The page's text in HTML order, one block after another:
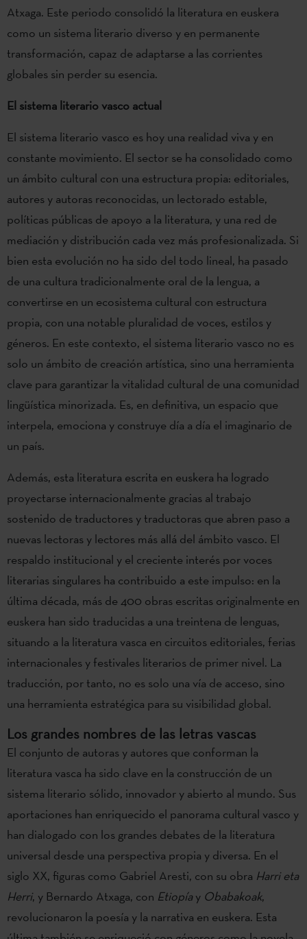
Atxaga. Este periodo consolidó la literatura en euskera
como un sistema literario diverso y en permanente
transformación, capaz de adaptarse a las corrientes
globales sin perder su esencia.
El sistema literario vasco actual
El sistema literario vasco es hoy una realidad viva y en
constante movimiento. El sector se ha consolidado como
un ámbito cultural con una estructura propia: editoriales,
autores y autoras reconocidas, un lectorado estable,
políticas públicas de apoyo a la literatura, y una red de
mediación y distribución cada vez más profesionalizada. Si
bien esta evolución no ha sido del todo lineal, ha pasado
de una cultura tradicionalmente oral de la lengua, a
convertirse en un ecosistema cultural con estructura
propia, con una notable pluralidad de voces, estilos y
géneros. En este contexto, el sistema literario vasco no es
solo un ámbito de creación artística, sino una herramienta
clave para garantizar la vitalidad cultural de una comunidad
lingüística minorizada. Es, en definitiva, un espacio que
interpela, emociona y construye día a día el imaginario de
un país.
Además, esta literatura escrita en euskera ha logrado
proyectarse internacionalmente gracias al trabajo
sostenido de traductores y traductoras que abren paso a
nuevas lectoras y lectores más allá del ámbito vasco. El
respaldo institucional y el creciente interés por voces
literarias singulares ha contribuido a este impulso: en la
última década, más de 400 obras escritas originalmente en
euskera han sido traducidas a una treintena de lenguas,
situando a la literatura vasca en circuitos editoriales, ferias
internacionales y festivales literarios de primer nivel. La
traducción, por tanto, no es solo una vía de acceso, sino
una herramienta estratégica para su visibilidad global.
Los grandes nombres de las letras vascas
El conjunto de autoras y autores que conforman la
literatura vasca ha sido clave en la construcción de un
sistema literario sólido, innovador y abierto al mundo. Sus
aportaciones han enriquecido el panorama cultural vasco y
han dialogado con los grandes debates de la literatura
universal desde una perspectiva propia y diversa. En el
siglo XX, figuras como Gabriel Aresti, con su obra Harri eta
Herri, y Bernardo Atxaga, con Etiopíay Obabakoak,
revolucionaron la poesía y la narrativa en euskera. Esta